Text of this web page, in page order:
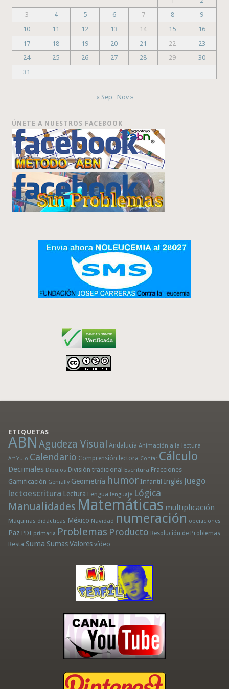
3
4 5 6 7 8
9
10
11 12 13 14 15
16
17
18 19 20 21 22
23
24
25 26 27 28 29
30
31
« Sep Nov »
ÚNETE A NUESTROS FACEBOOK
ETIQUETAS
ABN Agudeza Visual Andalucía Animación a la lectura
Artículo Calendario Comprensión lectora Contar Cálculo
Decimales Dibujos División tradicional Escritura Fracciones
Gamificación Genially Geometría humor Infantil Inglés Juego
lectoescritura Lectura Lengua lenguaje Lógica
Manualidades Matemáticas multiplicación
Máquinas didácticas México Navidad numeración operaciones
Paz PDI primaria Problemas Producto Resolución de Problemas
Resta Suma Sumas Valores vídeo